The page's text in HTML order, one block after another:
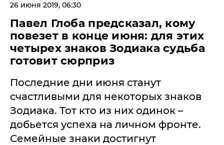
26 июня 2019, 06:30
Павел Глоба предсказал, кому
повезет в конце июня: для этих
четырех знаков Зодиака судьба
готовит сюрприз
Последние дни июня станут
счастливыми для некоторых знаков
Зодиака. Тот кто из них одинок –
добьется успеха на личном фронте.
Семейные знаки достигнут